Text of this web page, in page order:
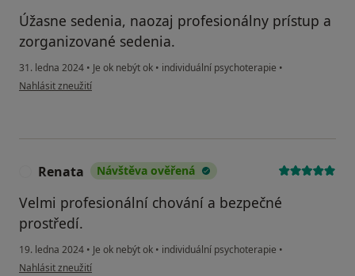
Úžasne sedenia, naozaj profesionálny prístup a
zorganizované sedenia.
31. ledna 2024 • Je ok nebýt ok • individuální psychoterapie •
podle názoru uživatele R.k.
Nahlásit zneužití
Renata Návštěva ověřená
Velmi profesionální chování a bezpečné
prostředí.
19. ledna 2024 • Je ok nebýt ok • individuální psychoterapie •
podle názoru uživatele Renata
Nahlásit zneužití